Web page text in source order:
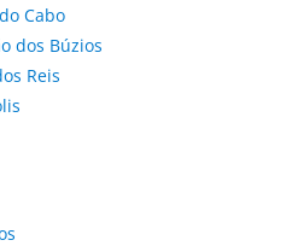
Cabo
dos Búzios
Reis